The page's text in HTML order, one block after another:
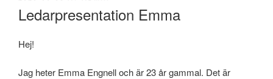
Ledarpresentation Emma
Hej!
Jag heter Emma Engnell och är 23 år gammal. Det är